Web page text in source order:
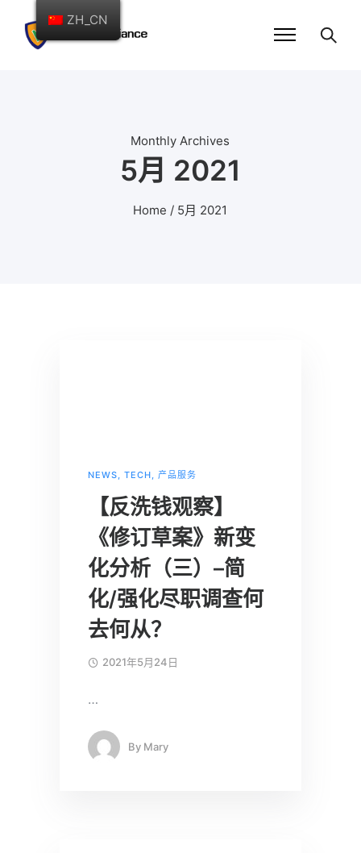
Monthly Archives
5月 2021
Home / 5月 2021
NEWS, TECH, 产品服务
【反洗钱观察】
《修订草案》新变
化分析（三）–简
化/强化尽职调查何
去何从？
2021年5月24日
…
By Mary
ZH_CN